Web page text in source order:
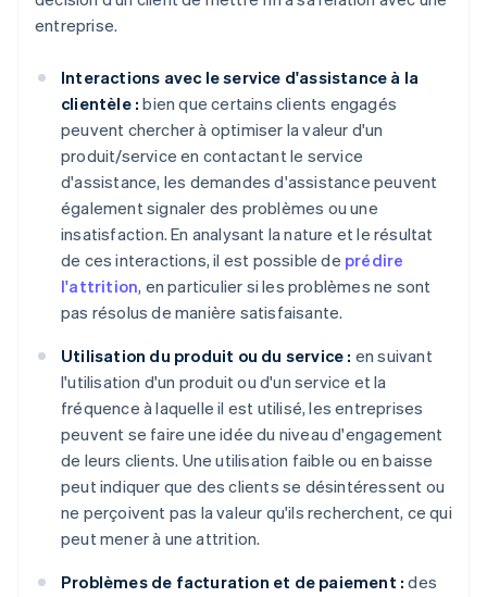
entreprise.
Interactions avec le service d'assistance à la
clientèle : bien que certains clients engagés
peuvent chercher à optimiser la valeur d'un
produit/service en contactant le service
d'assistance, les demandes d'assistance peuvent
également signaler des problèmes ou une
insatisfaction. En analysant la nature et le résultat
de ces interactions, il est possible de prédire
l'attrition, en particulier si les problèmes ne sont
pas résolus de manière satisfaisante.
Utilisation du produit ou du service : en suivant
l'utilisation d'un produit ou d'un service et la
fréquence à laquelle il est utilisé, les entreprises
peuvent se faire une idée du niveau d'engagement
de leurs clients. Une utilisation faible ou en baisse
peut indiquer que des clients se désintéressent ou
ne perçoivent pas la valeur qu'ils recherchent, ce qui
peut mener à une attrition.
Problèmes de facturation et de paiement : des